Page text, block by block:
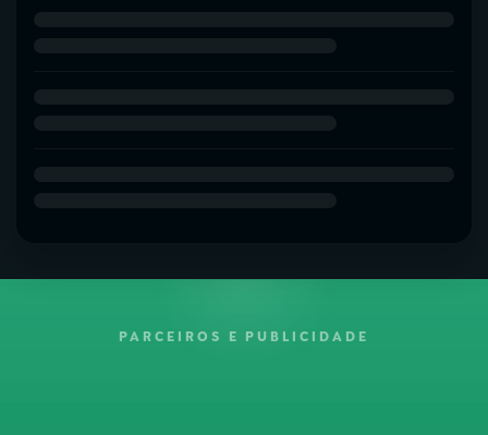
PARCEIROS E PUBLICIDADE